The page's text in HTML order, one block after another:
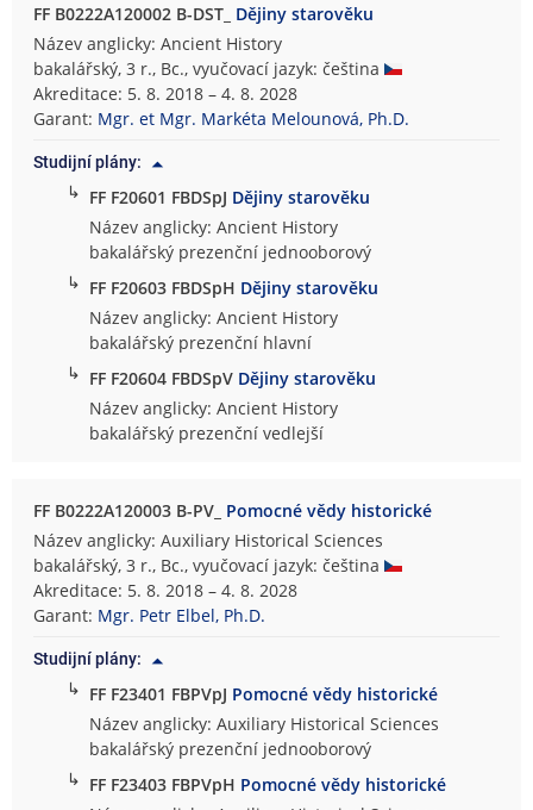
FF B0222A120002 B-DST_ Dějiny starověku
Název anglicky: Ancient History
bakalářský, 3 r., Bc., vyučovací jazyk: čeština
Akreditace: 5. 8. 2018 – 4. 8. 2028
Garant: Mgr. et Mgr. Markéta Melounová, Ph.D.
Studijní plány:
↳ FF F20601 FBDSpJ Dějiny starověku
Název anglicky: Ancient History
bakalářský prezenční jednooborový
↳ FF F20603 FBDSpH Dějiny starověku
Název anglicky: Ancient History
bakalářský prezenční hlavní
↳ FF F20604 FBDSpV Dějiny starověku
Název anglicky: Ancient History
bakalářský prezenční vedlejší
FF B0222A120003 B-PV_ Pomocné vědy historické
Název anglicky: Auxiliary Historical Sciences
bakalářský, 3 r., Bc., vyučovací jazyk: čeština
Akreditace: 5. 8. 2018 – 4. 8. 2028
Garant: Mgr. Petr Elbel, Ph.D.
Studijní plány:
↳ FF F23401 FBPVpJ Pomocné vědy historické
Název anglicky: Auxiliary Historical Sciences
bakalářský prezenční jednooborový
↳ FF F23403 FBPVpH Pomocné vědy historické